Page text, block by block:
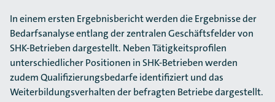
In einem ersten Ergebnisbericht werden die Ergebnisse der
Bedarfsanalyse entlang der zentralen Geschäftsfelder von
SHK-Betrieben dargestellt. Neben Tätigkeitsprofilen
unterschiedlicher Positionen in SHK-Betrieben werden
zudem Qualifizierungsbedarfe identifiziert und das
Weiterbildungsverhalten der befragten Betriebe dargestellt.